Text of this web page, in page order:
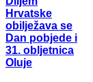
Hrvatske
obilježava se
Dan pobjede i
31. obljetnica
Oluje